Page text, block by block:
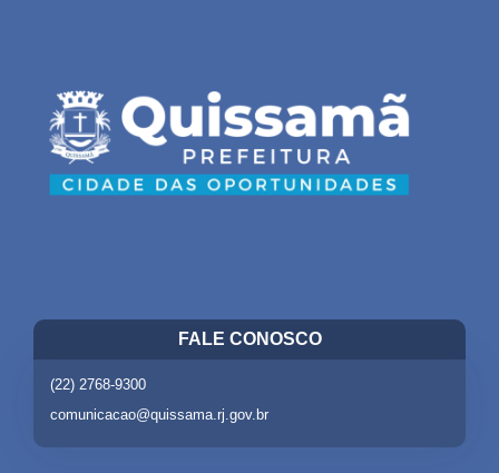
FALE CONOSCO
(22) 2768-9300
comunicacao@quissama.rj.gov.br